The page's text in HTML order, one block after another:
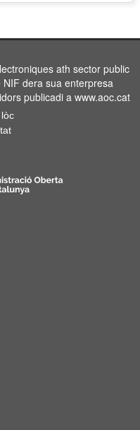
ath sector public
dera sua enterpresa
publicadi a www.aoc.cat